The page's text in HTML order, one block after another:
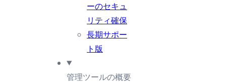
ーのセキュ
リティ確保
長期サポー
ト版
管理ツールの概要